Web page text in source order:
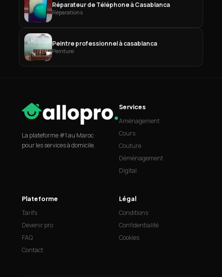
Réparateur de Téléphone à Casablanca
Réparations
Peintre professionnel à casablanca
Peinture
La plateforme #1 au Maroc
pour les services à domicile.
Services
Aménagement
Cours
Couture
Déménagement
Digital
Plateforme
Tarifs
Devenir pro
FAQ
Contact
Légal
Conditions
Confidentialité
Cookies